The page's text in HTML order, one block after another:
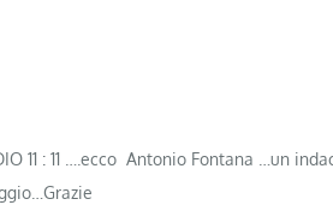
11 : 11 ….ecco Antonio Fontana …un